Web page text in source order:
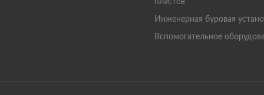
пластов
Инженерная буровая
Вспомогательное